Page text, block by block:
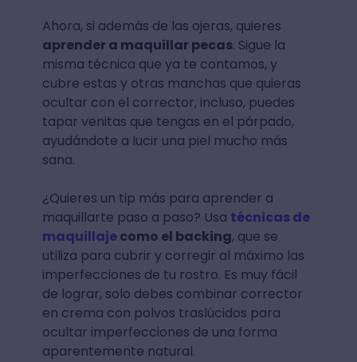
Ahora, si además de las ojeras, quieres
aprender a maquillar pecas. Sigue la
misma técnica que ya te contamos, y
cubre estas y otras manchas que quieras
ocultar con el corrector, incluso, puedes
tapar venitas que tengas en el párpado,
ayudándote a lucir una piel mucho más
sana.
¿Quieres un tip más para aprender a
maquillarte paso a paso? Usa técnicas de
maquillajecomo el backing, que se
utiliza para cubrir y corregir al máximo las
imperfecciones de tu rostro. Es muy fácil
de lograr, solo debes combinar corrector
en crema con polvos traslúcidos para
ocultar imperfecciones de una forma
aparentemente natural.